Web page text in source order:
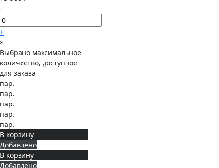
-
+
×
Выбрано максимальное
количество, доступное
для заказа
пар.
пар.
пар.
пар.
пар.
В корзину
Добавлено
В корзину
Добавлено